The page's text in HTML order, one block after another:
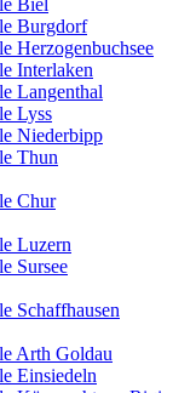
Biel
Burgdorf
Herzogenbuchsee
Interlaken
Langenthal
Lyss
Niederbipp
Thun
Chur
Luzern
Sursee
Schaffhausen
Arth Goldau
Einsiedeln